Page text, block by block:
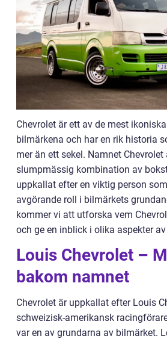
Chevrolet är ett av de mest
bilmärkena och har en rik historia
mer än ett sekel. Namnet Chevrolet
slumpmässig kombination av
uppkallat efter en viktig person
avgörande roll i bilmärkets
kommer vi att utforska vem
och ge en inblick i olika aspekter
Louis Chevrolet –
bakom namnet
Chevrolet är uppkallat efter Louis
schweizisk-amerikansk
var en av grundarna av bilmärket.